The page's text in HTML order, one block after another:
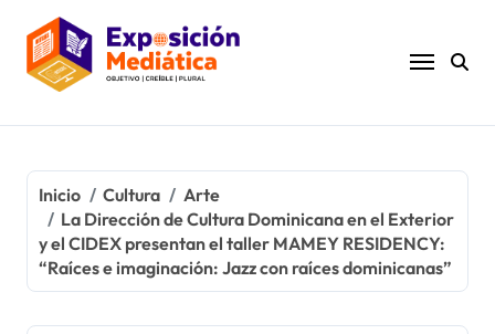
contenido
Inicio Cultura
Arte
La Dirección de Cultura Dominicana en el Exterior
y el CIDEX presentan el taller MAMEY RESIDENCY:
“Raíces e imaginación: Jazz con raíces dominicanas”